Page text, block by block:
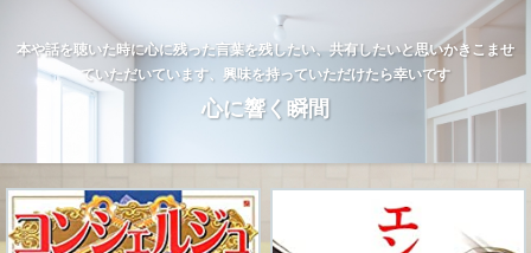
本や話を聴いた時に心に残った言葉を残したい、共有したいと思いかきこませ
ていただいています、興味を持っていただけたら幸いです
心に響く瞬間